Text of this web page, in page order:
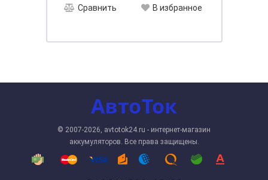
Сравнить В избранное
© 2007-2026, avtotok24.ru - интернет-магазин
аккумуляторов. Все права защищены.